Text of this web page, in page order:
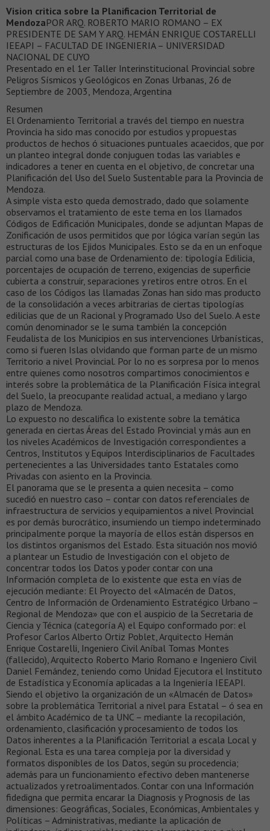
Vision critica sobre la Planificacion Territorial de
MendozaPOR ARQ. ROBERTO MARIO ROMANO – EX
PRESIDENTE DE SAM Y ARQ. HEMÁN ENRIQUE COSTARELLI
IEEAPI – FACULTAD DE INGENIERIA – UNIVERSIDAD
NACIONAL DE CUYO
Presentado en el 1er Taller Interinstitucional Provincial sobre
Peligros Sísmicos y Geológicos en Zonas Urbanas, 26 de
Septiembre de 2003, Mendoza, Argentina
Resumen
El Ordenamiento Territorial a través del tiempo en nuestra
Provincia ha sido mas conocido por estudios y propuestas
productos de hechos ó situaciones puntuales acaecidos, que por
un planteo integral donde conjuguen todas las variables e
indicadores a tener en cuenta en el objetivo, de concretar una
Planificación del Uso del Suelo Sustentable para la Provincia de
Mendoza.
A simple vista esto queda demostrado, dado que solamente
observamos el tratamiento de este tema en los llamados
Códigos de Edificación Municipales, donde se adjuntan Mapas de
Zonificación de usos permitidos que por lógica varían según las
estructuras de los Ejidos Municipales. Esto se da en un enfoque
parcial como una base de Ordenamiento de: tipología Edilicia,
porcentajes de ocupación de terreno, exigencias de superficie
cubierta a construir, separaciones y retiros entre otros. En el
caso de los Códigos las llamadas Zonas han sido mas producto
de la consolidación a veces arbitrarias de ciertas tipologías
edilicias que de un Racional y Programado Uso del Suelo. A este
común denominador se le suma también la concepción
Feudalista de los Municipios en sus intervenciones Urbanísticas,
como si fueren Islas olvidando que forman parte de un mismo
Territorio a nivel Provincial. Por lo no es sorpresa por lo menos
entre quienes como nosotros compartimos conocimientos e
interés sobre la problemática de la Planificación Física integral
del Suelo, la preocupante realidad actual, a mediano y largo
plazo de Mendoza.
Lo expuesto no descalifica lo existente sobre la temática
generada en ciertas Áreas del Estado Provincial y más aun en
los niveles Académicos de Investigación correspondientes a
Centros, Institutos y Equipos Interdisciplinarios de Facultades
pertenecientes a las Universidades tanto Estatales como
Privadas con asiento en la Provincia.
El panorama que se le presenta a quien necesita – como
sucedió en nuestro caso – contar con datos referenciales de
infraestructura de servicios y equipamientos a nivel Provincial
es por demás burocrático, insumiendo un tiempo indeterminado
principalmente porque la mayoría de ellos están dispersos en
los distintos organismos del Estado. Esta situación nos movió
a plantear un Estudio de Investigación con el objeto de
concentrar todos los Datos y poder contar con una
Información completa de lo existente que esta en vías de
ejecución mediante: El Proyecto del «Almacén de Datos,
Centro de Información de Ordenamiento Estratégico Urbano –
Regional de Mendoza» que con el auspicio de la Secretaria de
Ciencia y Técnica (categoría A) el Equipo conformado por: el
Profesor Carlos Alberto Ortiz Poblet, Arquitecto Hemán
Enrique Costarelli, Ingeniero Civil Aníbal Tomas Montes
(fallecido), Arquitecto Roberto Mario Romano e Ingeniero Civil
Daniel Femández, teniendo como Unidad Ejecutora el Instituto
de Estadística y Economía aplicadas a la Ingeniería IEEAPI.
Siendo el objetivo la organización de un «Almacén de Datos»
sobre la problemática Territorial a nivel para Estatal – ó sea en
el ámbito Académico de ta UNC – mediante la recopilación,
ordenamiento, clasificación y procesamiento de todos los
Datos inherentes a la Planificación Territorial a escala Local y
Regional. Esta es una tarea compleja por la diversidad y
formatos disponibles de los Datos, según su procedencia;
además para un funcionamiento efectivo deben mantenerse
actualizados y retroalimentados. Contar con una Información
fidedigna que permita encarar la Diagnosis y Prognosis de las
dimensiones: Geográficas, Sociales, Económicas, Ambientales y
Políticas – Administrativas, mediante la aplicación de